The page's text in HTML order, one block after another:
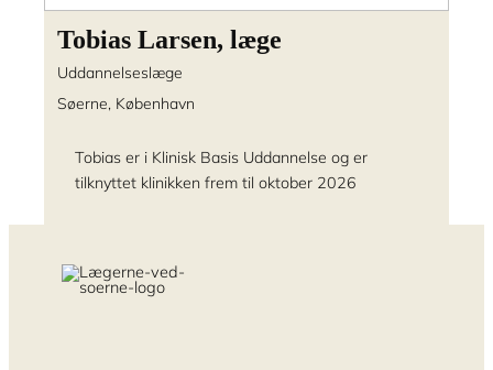
Tobias Larsen, læge
Uddannelseslæge
Søerne, København
Tobias er i Klinisk Basis Uddannelse og er
tilknyttet klinikken frem til oktober 2026